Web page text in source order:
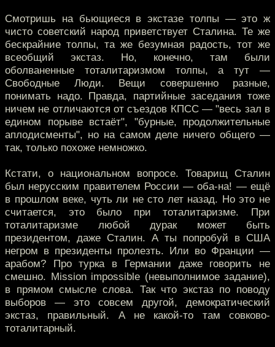
Смотришь на бьющиеся в экстазе толпы — это ж
чисто советский народ приветствует Сталина. Те же
бескрайние толпы, та же безумная радость, тот же
всеобщий экстаз. Но, конечно, там были
оболваненные тоталитаризмом толпы, а тут —
Свободные Люди. Вещи совершенно разные,
понимать надо. Правда, партийные заседания тоже
ничем не отличаются от съездов КПСС — "весь зал в
едином порыве встаёт", "бурные, продолжительные
аплодисменты", но на самом деле ничего общего —
так, только похоже немножко.
Кстати, о национальном вопросе. Товарищ Сталин
был нерусским правителем России — оба-на! — ещё
в прошлом веке, чуть ли не сто лет назад. Но это не
считается, это было при тоталитаризме. При
тоталитаризме любой дурак может быть
президентом, даже Сталин. А ты попробуй в США
негром в президенты пролезть. Или во Франции —
арабом? Про турка в Германии даже говорить не
смешно. Mission impossible (невыполнимое задание),
в прямом смысле слова. Так что экстаз по поводу
выборов — это совсем другой, демократический
экстаз, правильный. А не какой-то там совково-
тоталитарный.